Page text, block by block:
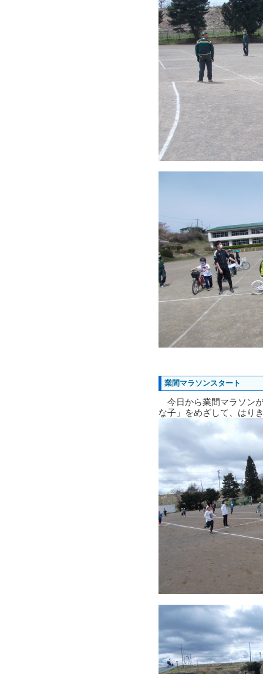
業間マラソンスタート
今日から業間マラソン
な子」をめざして、はり